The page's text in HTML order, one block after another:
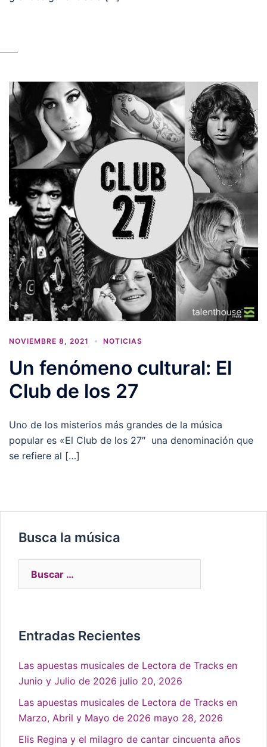
NOVIEMBRE 8, 2021 NOTICIAS
Un fenómeno cultural: El
Club de los 27
Uno de los misterios más grandes de la música
popular es «El Club de los 27″ una denominación que
se refiere al […]
Busca la música
Entradas Recientes
Las apuestas musicales de Lectora de Tracks en
Junio y Julio de 2026 julio 20, 2026
Las apuestas musicales de Lectora de Tracks en
Marzo, Abril y Mayo de 2026 mayo 28, 2026
Elis Regina y el milagro de cantar cincuenta años